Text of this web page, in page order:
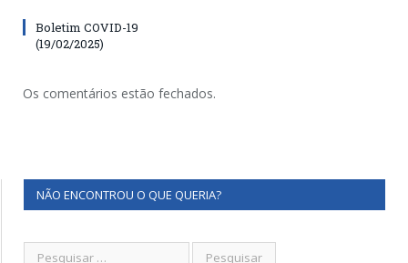
Boletim COVID-19
(19/02/2025)
Os comentários estão fechados.
NÃO ENCONTROU O QUE QUERIA?